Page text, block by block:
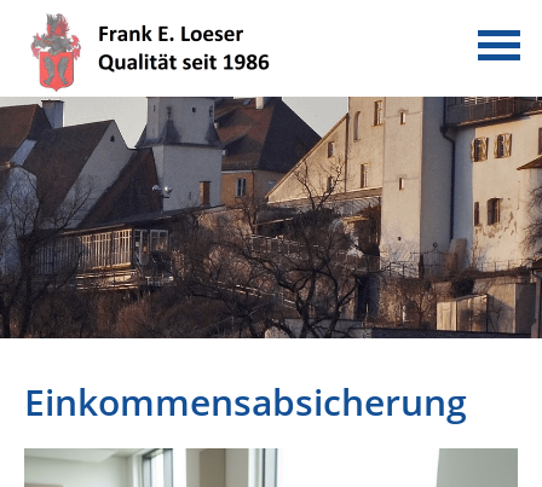
Einkommensabsicherung